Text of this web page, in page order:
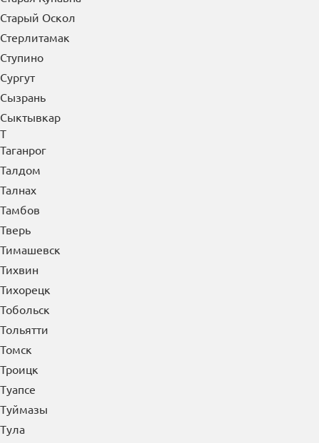
Старый Оскол
Стерлитамак
Ступино
Сургут
Сызрань
Сыктывкар
Т
Таганрог
Талдом
Талнах
Тамбов
Тверь
Тимашевск
Тихвин
Тихорецк
Тобольск
Тольятти
Томск
Троицк
Туапсе
Туймазы
Тула